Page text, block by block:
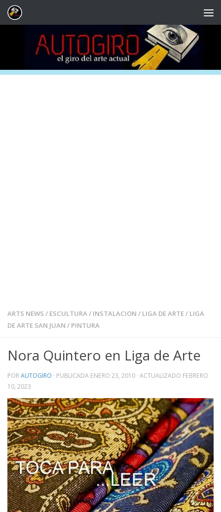
Saltar al contenido
ARTS NEWS / ESCULTURA/ INSTALACION / LIGA DE ARTE/ LIGA
DE ARTE SAN JUAN / PINTURA
Nora Quintero en Liga de Arte
PORAUTOGIRO · PUBLICADA ENERO 23, 2010 · ACTUALIZADO FEBRERO
10, 2023